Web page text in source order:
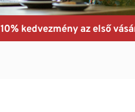
10% kedvezmény az első